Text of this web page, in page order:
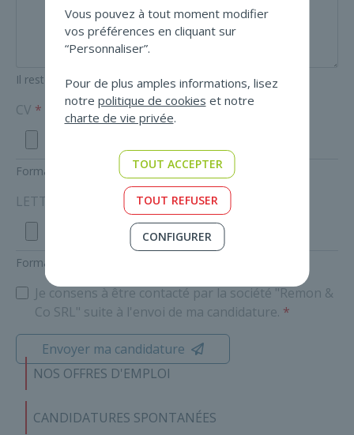
Il reste 1000caractères.
CV
Format autorisé: pdf. Poids maximum: 5Mo.
LETTRE DE MOTIVATION
Format autorisé: pdf. Poids maximum: 5Mo.
Je consens à être contacté par la société "Remon &
Co SRL" suite à l'envoi de ma candidature.
Envoyer ma candidature
NOS OFFRES D'EMPLOI
CANDIDATURES SPONTANÉES
Vous pouvez à tout moment modifier
vos préférences en cliquant sur
“Personnaliser”.
Pour de plus amples informations, lisez
notre politique de cookies et notre
charte de vie privée.
TOUT ACCEPTER
TOUT REFUSER
CONFIGURER